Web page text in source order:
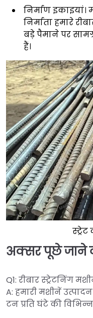
निर्माण
निर्माता हमारे
बड़े पैमाने पर
हैं।
अक्सर पूछे जाने
Q1: रीबार स्ट्रेटनिंग
A: हमारी मशीनें
टन प्रति घंटे की